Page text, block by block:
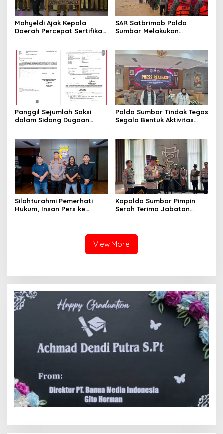
Mahyeldi Ajak Kepala
Daerah Percepat Sertifikasi
Nasional
SAR Satbrimob Polda
Sumbar Melakukan
Panggil Sejumlah Saksi
dalam Sidang Dugaan
Polda Sumbar Tindak Tegas
Segala Bentuk Aktivitas
Lingkungan dan Merugikan
Negara
Silahturahmi Pemerhati
Hukum, Insan Pers ke
Kapolda Sumbar Pimpin
Serah Terima Jabatan
View More